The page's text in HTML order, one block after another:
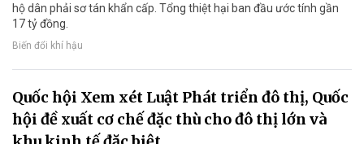
hộ dân phải sơ tán khẩn cấp. Tổng thiệt hại ban đầu ước tính gần
17 tỷ đồng.
Biến đổi khí hậu
Quốc hội Xem xét Luật Phát triển đô thị, Quốc
hội đề xuất cơ chế đặc thù cho đô thị lớn và